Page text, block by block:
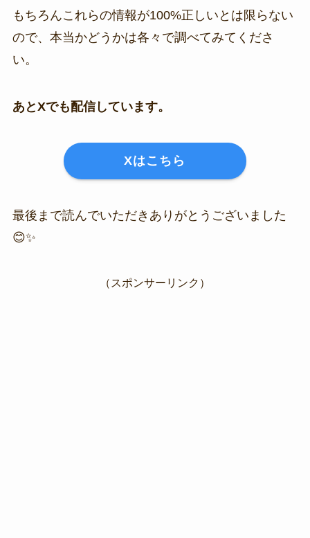
もちろんこれらの情報が100%正しいとは限らない
ので、本当かどうかは各々で調べてみてくださ
い。
あとXでも配信しています。
Xはこちら
最後まで読んでいただきありがとうございました
😊✨
（スポンサーリンク）